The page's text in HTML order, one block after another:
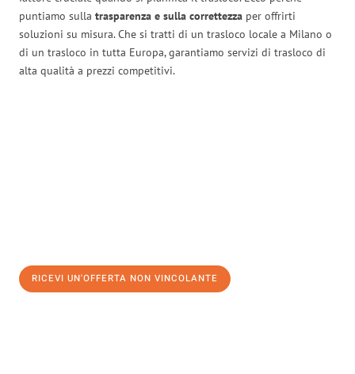
puntiamo sulla trasparenza e sulla correttezza per offrirti
soluzioni su misura. Che si tratti di un trasloco locale a Milano o
di un trasloco in tutta Europa, garantiamo servizi di trasloco di
alta qualità a prezzi competitivi.
RICEVI UN'OFFERTA NON VINCOLANTE